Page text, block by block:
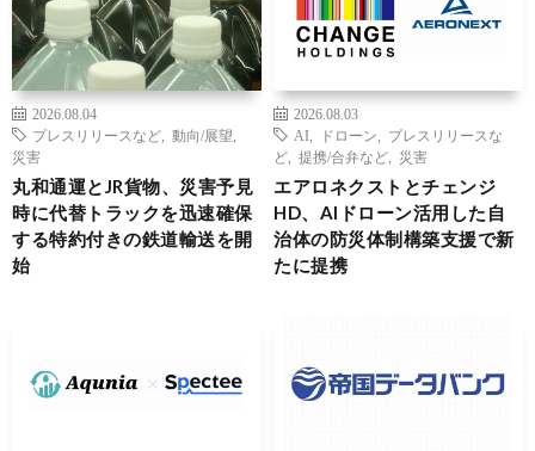
2026.08.04
プレスリリースなど
動向/展望
災害
丸和通運とJR貨物、災害予見
時に代替トラックを迅速確保
する特約付きの鉄道輸送を開
始
2026.08.03
AI
ドローン
プレスリリースな
ど
提携/合弁など 災害
エアロネクストとチェンジ
HD、AIドローン活用した自
治体の防災体制構築支援で新
たに提携